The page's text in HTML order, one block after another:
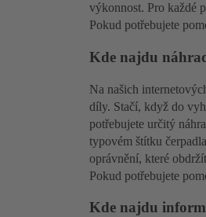
výkonnost. Pro každé
Pokud potřebujete
Kde najdu
Na našich
díly. Stačí, když do
potřebujete určitý
typovém štítku
oprávnění, které
Pokud potřebujete
Kde najdu